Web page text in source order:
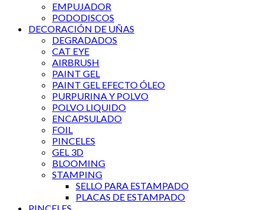
EMPUJADOR
PODODISCOS
DECORACIÓN DE UÑAS
DEGRADADOS
CAT EYE
AIRBRUSH
PAINT GEL
PAINT GEL EFECTO ÓLEO
PURPURINA Y POLVO
POLVO LIQUIDO
ENCAPSULADO
FOIL
PINCELES
GEL 3D
BLOOMING
STAMPING
SELLO PARA ESTAMPADO
PLACAS DE ESTAMPADO